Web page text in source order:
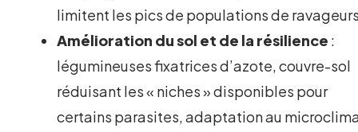
limitent les pics de populations de
Amélioration du sol et de la résilience :
légumineuses fixatrices d’azote, couvre-sol
réduisant les « niches » disponibles pour
certains parasites, adaptation au